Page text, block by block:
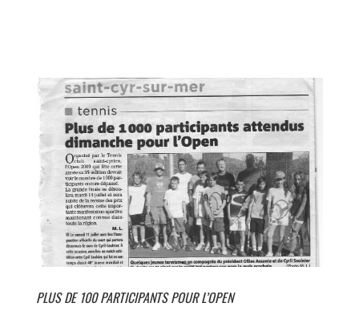
PLUS DE 100 PARTICIPANTS POUR L’OPEN